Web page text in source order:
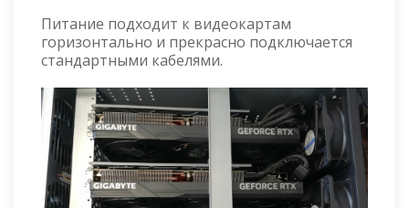
Питание подходит к видеокартам
горизонтально и прекрасно подключается
стандартными кабелями.